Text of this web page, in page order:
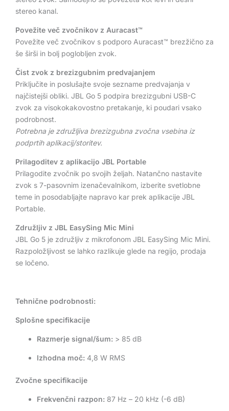
stereo kanal.
Povežite več zvočnikov z Auracast™
Povežite več zvočnikov s podporo Auracast™ brezžično za
še širši in bolj poglobljen zvok.
Čist zvok z brezizgubnim predvajanjem
Priključite in poslušajte svoje sezname predvajanja v
najčistejši obliki. JBL Go 5 podpira brezizgubni USB-C
zvok za visokokakovostno pretakanje, ki poudari vsako
podrobnost.
Potrebna je združljiva brezizgubna zvočna vsebina iz
podprtih aplikacij/storitev.
Prilagoditev z aplikacijo JBL Portable
Prilagodite zvočnik po svojih željah. Natančno nastavite
zvok s 7-pasovnim izenačevalnikom, izberite svetlobne
teme in posodabljajte napravo kar prek aplikacije JBL
Portable.
Združljiv z JBL EasySing Mic Mini
JBL Go 5 je združljiv z mikrofonom JBL EasySing Mic Mini.
Razpoložljivost se lahko razlikuje glede na regijo, prodaja
se ločeno.
Tehnične podrobnosti:
Splošne specifikacije
Razmerje signal/šum: > 85 dB
Izhodna moč: 4,8 W RMS
Zvočne specifikacije
Frekvenčni razpon: 87 Hz – 20 kHz (-6 dB)